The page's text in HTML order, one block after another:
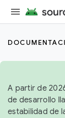
A partir de
de desarrollo
estabilidad de